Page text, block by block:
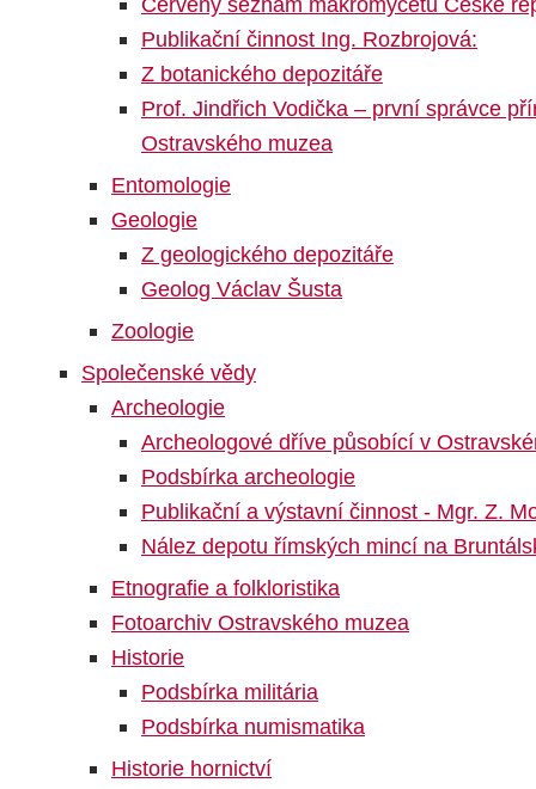
Publikační činnost Ing. Rozbrojová:
Z botanického depozitáře
Prof. Jindřich Vodička – první správce
Ostravského muzea
Entomologie
Geologie
Z geologického depozitáře
Geolog Václav Šusta
Zoologie
Společenské vědy
Archeologie
Archeologové dříve působící v
Podsbírka archeologie
Publikační a výstavní činnost - Mgr. Z.
Nález depotu římských mincí na
Etnografie a folkloristika
Fotoarchiv Ostravského muzea
Historie
Podsbírka militária
Podsbírka numismatika
Historie hornictví